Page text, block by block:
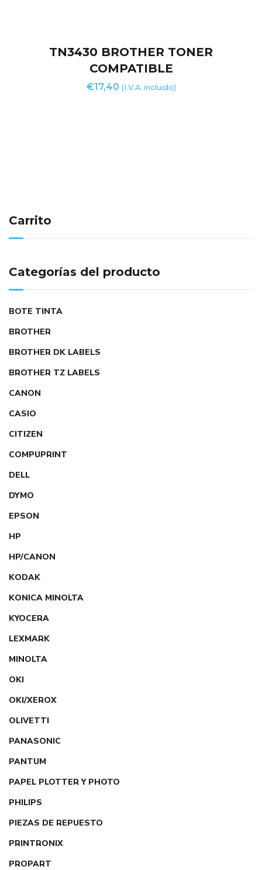
TN3430 BROTHER TONER
COMPATIBLE
€17,40 (I.V.A. incluido)
Carrito
Categorías del producto
BOTE TINTA
BROTHER
BROTHER DK LABELS
BROTHER TZ LABELS
CANON
CASIO
CITIZEN
COMPUPRINT
DELL
DYMO
EPSON
HP
HP/CANON
KODAK
KONICA MINOLTA
KYOCERA
LEXMARK
MINOLTA
OKI
OKI/XEROX
OLIVETTI
PANASONIC
PANTUM
PAPEL PLOTTER Y PHOTO
PHILIPS
PIEZAS DE REPUESTO
PRINTRONIX
PROPART